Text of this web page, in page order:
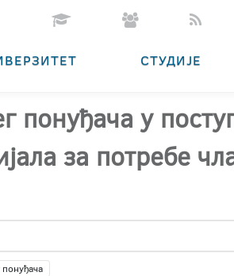
СТУДИЈЕ
понуђача у
за потребе